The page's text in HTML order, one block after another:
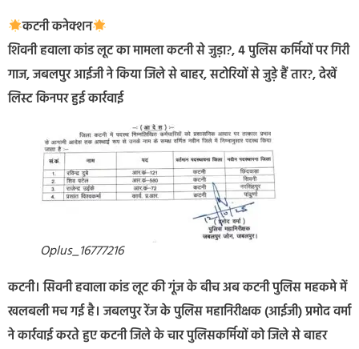
कटनी कनेक्शन
शिवनी हवाला कांड लूट का मामला कटनी से जुड़ा?, 4 पुलिस कर्मियों पर गिरी
गाज, जबलपुर आईजी ने किया जिले से बाहर, सटोरियों से जुड़े हैं तार?, देखें
लिस्ट किनपर हुई कार्रवाई
Oplus_16777216
कटनी। सिवनी हवाला कांड लूट की गूंज के बीच अब कटनी पुलिस महकमे में
खलबली मच गई है। जबलपुर रेंज के पुलिस महानिरीक्षक (आईजी) प्रमोद वर्मा
ने कार्रवाई करते हुए कटनी जिले के चार पुलिसकर्मियों को जिले से बाहर